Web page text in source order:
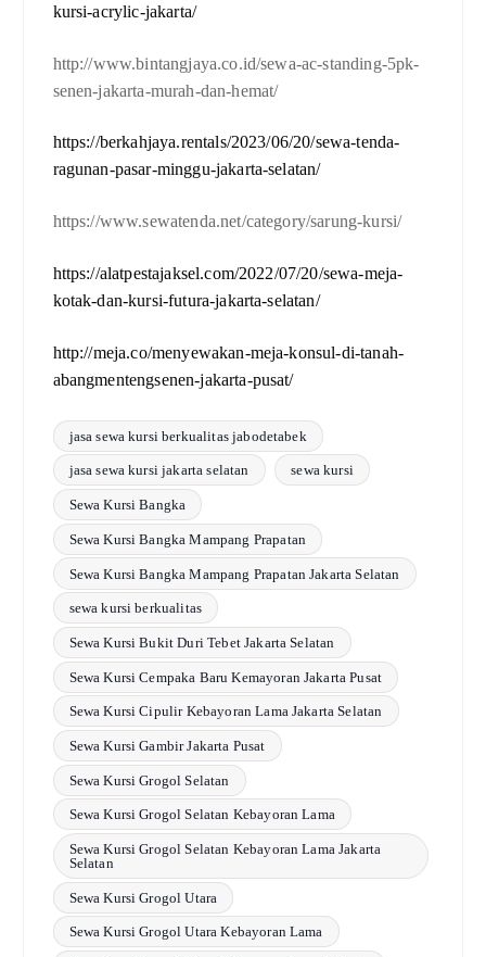
kursi-acrylic-jakarta/
http://www.bintangjaya.co.id/sewa-ac-standing-5pk-
senen-jakarta-murah-dan-hemat/
https://berkahjaya.rentals/2023/06/20/sewa-tenda-
ragunan-pasar-minggu-jakarta-selatan/
https://www.sewatenda.net/category/sarung-kursi/
https://alatpestajaksel.com/2022/07/20/sewa-meja-
kotak-dan-kursi-futura-jakarta-selatan/
http://meja.co/menyewakan-meja-konsul-di-tanah-
abangmentengsenen-jakarta-pusat/
jasa sewa kursi berkualitas jabodetabek
jasa sewa kursi jakarta selatan sewa kursi
Sewa Kursi Bangka
Sewa Kursi Bangka Mampang Prapatan
Sewa Kursi Bangka Mampang Prapatan Jakarta Selatan
sewa kursi berkualitas
Sewa Kursi Bukit Duri Tebet Jakarta Selatan
Sewa Kursi Cempaka Baru Kemayoran Jakarta Pusat
Sewa Kursi Cipulir Kebayoran Lama Jakarta Selatan
Sewa Kursi Gambir Jakarta Pusat
Sewa Kursi Grogol Selatan
Sewa Kursi Grogol Selatan Kebayoran Lama
Sewa Kursi Grogol Selatan Kebayoran Lama Jakarta
Selatan
Sewa Kursi Grogol Utara
Sewa Kursi Grogol Utara Kebayoran Lama